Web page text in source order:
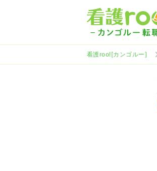
看護roo![カンゴルー]